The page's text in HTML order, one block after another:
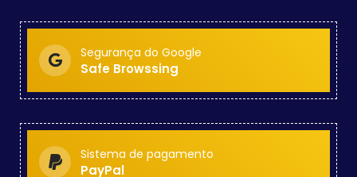
Segurança do Google
Safe Browssing
Sistema de pagamento
PayPal